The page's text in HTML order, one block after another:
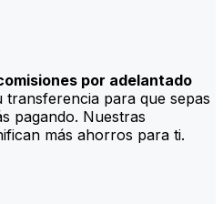
por adelantado
para que sepas
pagando. Nuestras
más ahorros para ti.